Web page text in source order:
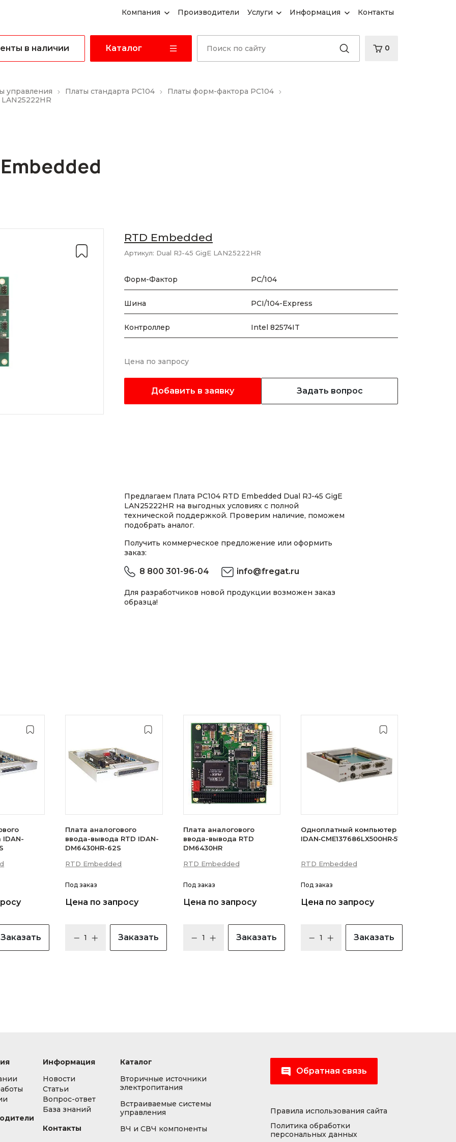
Компания Производители Услуги Информация Контакты
в наличии Каталог 0
управления Платы стандарта PC104
Платы форм-фактора PC104
RTD Embedded
Артикул: Dual RJ-45 GigE LAN25222HR
Форм-Фактор PC/104
Шина PCI/104-Express
Контроллер Intel 82574IT
Цена по запросу
Добавить в заявку Задать вопрос
Предлагаем Плата PC104 RTD Embedded Dual RJ-45 GigE
LAN25222HR на выгодных условиях с полной
технической поддержкой. Проверим наличие, поможем
подобрать аналог.
Получить коммерческое предложение или оформить
заказ:
8 800 301-96-04 info@fregat.ru
Для разработчиков новой продукции возможен заказ
образца!
IDAN-
Заказать
Плата аналогового
ввода-вывода RTD IDAN-
DM6430HR-62S
RTD Embedded
Под заказ
Цена по запросу
Заказать
Плата аналогового
ввода-вывода RTD
DM6430HR
RTD Embedded
Под заказ
Цена по запросу
Заказать
Одноплатный компьютер
IDAN‑CME137686LX500HR‑512D
RTD Embedded
Под заказ
Цена по запросу
Заказать
Информация
Новости
Статьи
Вопрос-ответ
База знаний
Контакты
Каталог
Вторичные источники
электропитания
Встраиваемые системы
управления
ВЧ и СВЧ компоненты
Обратная связь
Правила использования сайта
Политика обработки
персональных данных